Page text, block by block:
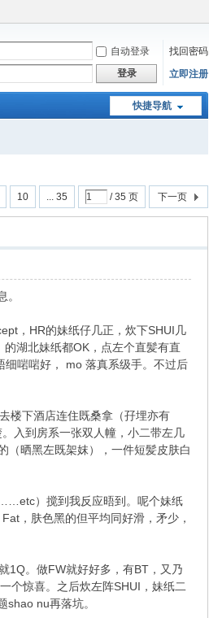
自动登录
找回密码
登录
立即注册
快捷导航
10 ... 35 / 35 页 下一页
，HR的妹纸仔几正，炊下SHUI几
湖北妹纸都OK，点左个直髪有直
啱啱好， mo 落真系级手。不过后
楼下酒店连住既桑拿（孖埋亦有
入到房系一张双人幢，小二带左几
（晒黑左既架妺），一件短髪皮肤白
）搅到我反应晤到。呢个妹纸
，肤色黑的但平均同好滑，矛少，
1Q。做FW就好好多，有BT，又乃
个惊喜。之后炊左阵SHUI，妹纸二
nu再落坑。